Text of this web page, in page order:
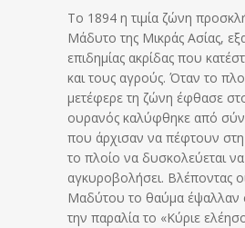
Το 1894 η τιμία ζώνη
Μάδυτο της Μικράς Ασίας,
επιδημίας ακρίδας που
και τους αγρούς. Όταν το
μετέφερε τη ζώνη έφθασε
ουρανός καλύφθηκε από
που άρχισαν να πέφτουν
το πλοίο να δυσκολεύεται να
αγκυροβολήσει. Βλέποντας
Μαδύτου το θαύμα έψαλλαν
την παραλία το «Κύριε